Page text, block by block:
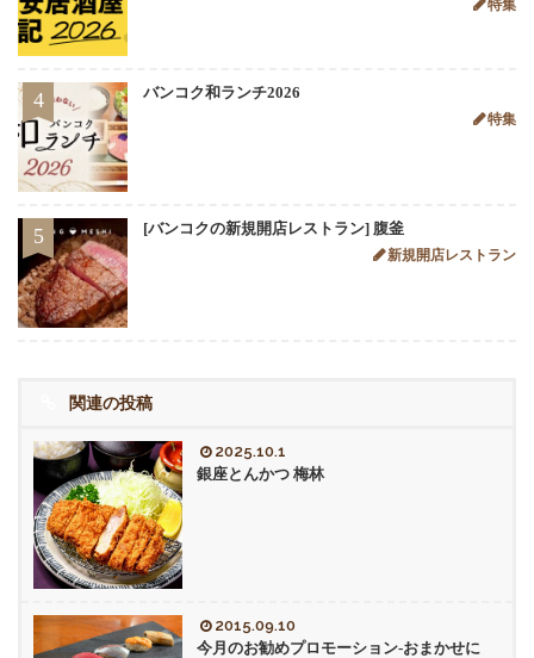
特集
4 バンコク和ランチ2026
特集
5 [バンコクの新規開店レストラン] 腹釜
新規開店レストラン
関連の投稿
2025.10.1
銀座とんかつ 梅林
2015.09.10
今月のお勧めプロモーション-おまかせに